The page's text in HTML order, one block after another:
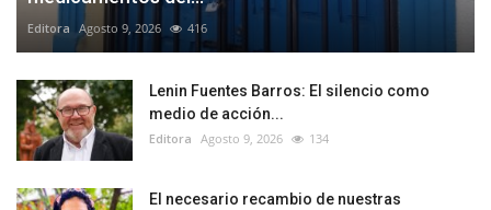
Editora Agosto 9, 2026 416
Lenin Fuentes Barros: El silencio como
medio de acción...
Editora Agosto 9, 2026 134
El necesario recambio de nuestras